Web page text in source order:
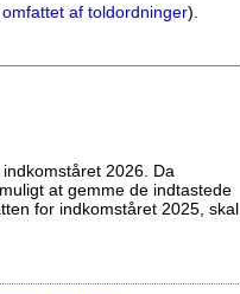
af toldordninger).
2026. Da
at gemme de indtastede
for indkomståret 2025, skal